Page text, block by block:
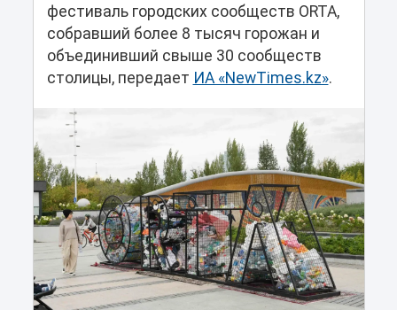
фестиваль городских сообществ ORTA,
собравший более 8 тысяч горожан и
объединивший свыше 30 сообществ
столицы, передает ИА «NewTimes.kz».